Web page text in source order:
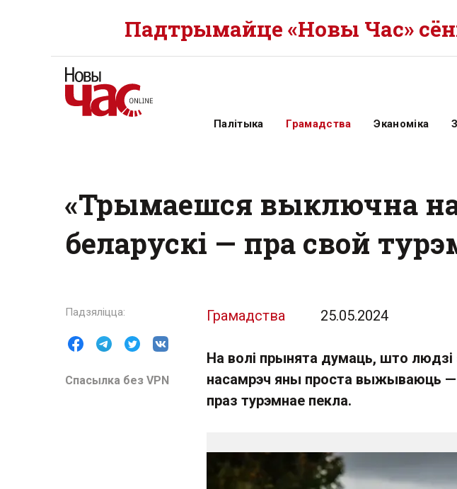
Падтрымайце «Новы Час»
Палітыка Грамадства Эканоміка
«Трымаешся выключна
беларускі — пра свой
Спасылка без VPN
Грамадства 25.05.2024
На волі прынята думаць, што людзі
насамрэч яны проста выжываюць —
праз турэмнае пекла.